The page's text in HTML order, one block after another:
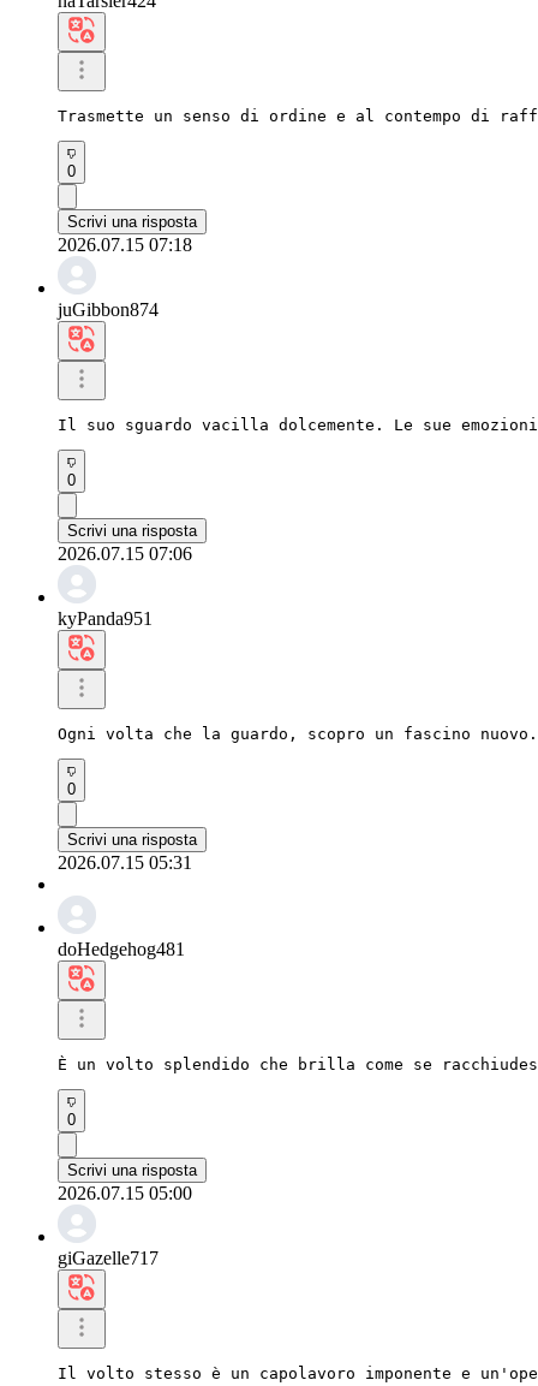
Trasmette un senso di ordine e al contempo di
0
Scrivi una risposta
2026.07.15 07:18
juGibbon874
Il suo sguardo vacilla dolcemente. Le sue
0
Scrivi una risposta
2026.07.15 07:06
kyPanda951
Ogni volta che la guardo, scopro un fascino
0
Scrivi una risposta
2026.07.15 05:31
doHedgehog481
È un volto splendido che brilla come se
0
Scrivi una risposta
2026.07.15 05:00
giGazelle717
Il volto stesso è un capolavoro imponente e